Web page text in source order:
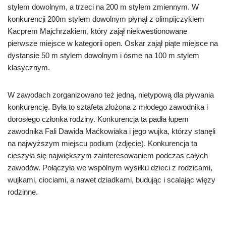
stylem dowolnym, a trzeci na 200 m stylem zmiennym. W
konkurencji 200m stylem dowolnym płynął z olimpijczykiem
Kacprem Majchrzakiem, który zajął niekwestionowane
pierwsze miejsce w kategorii open. Oskar zajął piąte miejsce na
dystansie 50 m stylem dowolnym i ósme na 100 m stylem
klasycznym.
W zawodach zorganizowano też jedną, nietypową dla pływania
konkurencję. Była to sztafeta złożona z młodego zawodnika i
dorosłego członka rodziny. Konkurencja ta padła łupem
zawodnika Fali Dawida Maćkowiaka i jego wujka, którzy stanęli
na najwyższym miejscu podium (zdjęcie). Konkurencja ta
cieszyła się największym zainteresowaniem podczas całych
zawodów. Połączyła we wspólnym wysiłku dzieci z rodzicami,
wujkami, ciociami, a nawet dziadkami, budując i scalając więzy
rodzinne.